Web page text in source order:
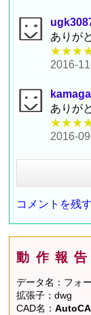
ありが
2016-
ありが
2016-
コメントを残す
動作報告
データ名：フォ
拡張子：dwg
CAD名：